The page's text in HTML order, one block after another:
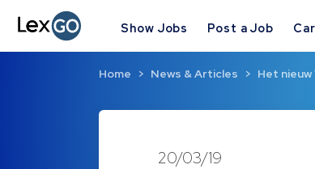
Show Jobs Post a Job
Home News & Articles Het
20/03/19